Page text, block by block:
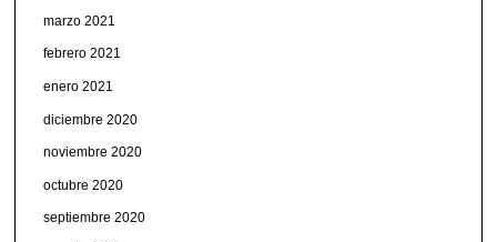
marzo 2021
febrero 2021
enero 2021
diciembre 2020
noviembre 2020
octubre 2020
septiembre 2020